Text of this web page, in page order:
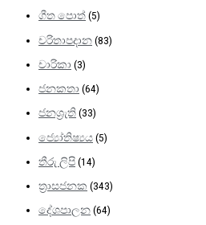
ගීත පොත්(5)
චරිතාපදාන(83)
චාරිකා (3)
ජනකතා (64)
ජනශ්‍රැති(33)
ජ්‍යෝතිෂ්‍යය(5)
තීරු ලිපි(14)
ත්‍රාසජනක (343)
දේශපාලන(64)